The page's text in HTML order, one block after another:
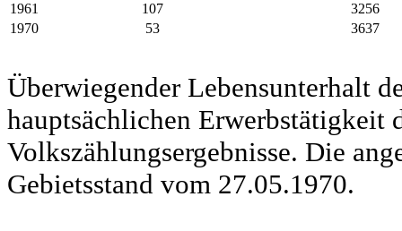
1961
107
3256
1970
53 3637
Überwiegender Lebensunterhalt
hauptsächlichen Erwerbstätigkeit
Volkszählungsergebnisse. Die
Gebietsstand vom 27.05.1970.